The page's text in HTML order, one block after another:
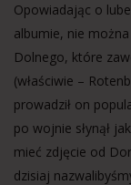
Opowiadając o
albumie, nie
Dolnego, które
(właściwie –
prowadził on
po wojnie słynął
mieć zdjęcie od
dzisiaj